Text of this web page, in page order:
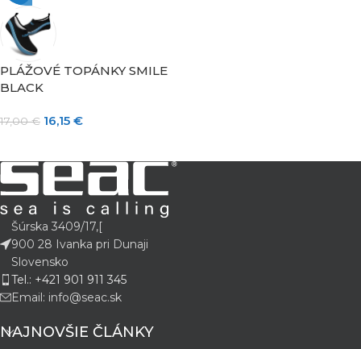
PLÁŽOVÉ TOPÁNKY SMILE
BLACK
17,00€ 16,15 €
Šúrska 3409/17,[
900 28 Ivanka pri Dunaji
Slovensko
Tel.: +421 901 911 345
Email: info@seac.sk
NAJNOVŠIE ČLÁNKY